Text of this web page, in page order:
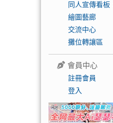
同人宣傳看板
繪圖藝廊
交流中心
攤位轉讓區
會員中心
註冊會員
登入